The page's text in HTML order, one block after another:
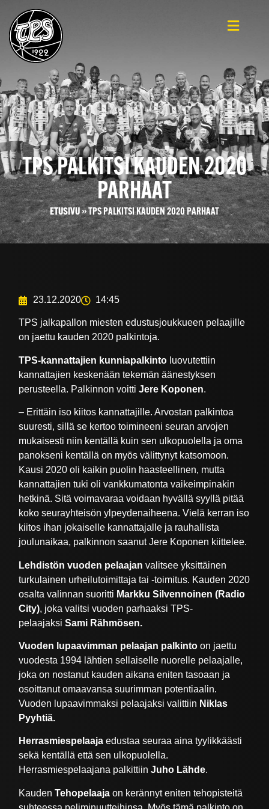
TPS PALKITSI KAUDEN 2020
PARHAAT
ETUSIVU»TPS PALKITSI KAUDEN 2020 PARHAAT
23.12.2020 14:45
TPS jalkapallon miesten edustusjoukkueen pelaajille
on jaettu kauden 2020 palkintoja.
TPS-kannattajien kunniapalkinto luovutettiin
kannattajien keskenään tekemän äänestyksen
perusteella. Palkinnon voittiJere Koponen.
– Erittäin iso kiitos kannattajille. Arvostan palkintoa
suuresti, sillä se kertoo toimineeni seuran arvojen
mukaisesti niin kentällä kuin sen ulkopuolella ja oma
panokseni kentällä on myös välittynyt katsomoon.
Kausi 2020 oli kaikin puolin haasteellinen, mutta
kannattajien tuki oli vankkumatonta vaikeimpinakin
hetkinä. Sitä voimavaraa voidaan hyvällä syyllä pitää
koko seurayhteisön ylpeydenaiheena. Vielä kerran iso
kiitos ihan jokaiselle kannattajalle ja rauhallista
joulunaikaa, palkinnon saanut Jere Koponen kiittelee.
Lehdistön vuoden pelaajan valitsee yksittäinen
turkulainen urheilutoimittaja tai -toimitus. Kauden 2020
osalta valinnan suoritti Markku Silvennoinen (Radio
City), joka valitsi vuoden parhaaksi TPS-
pelaajaksiSami Rähmösen.
Vuoden lupaavimman pelaajan palkinto on jaettu
vuodesta 1994 lähtien sellaiselle nuorelle pelaajalle,
joka on nostanut kauden aikana eniten tasoaan ja
osoittanut omaavansa suurimman potentiaalin.
Vuoden lupaavimmaksi pelaajaksi valittiin Niklas
Pyyhtiä.
Herrasmiespelaaja edustaa seuraa aina tyylikkäästi
sekä kentällä että sen ulkopuolella.
Herrasmiespelaajana palkittiinJuho Lähde.
KaudenTehopelaaja on kerännyt eniten tehopisteitä